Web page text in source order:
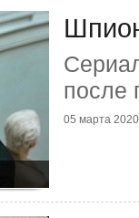
после
05 марта 2020